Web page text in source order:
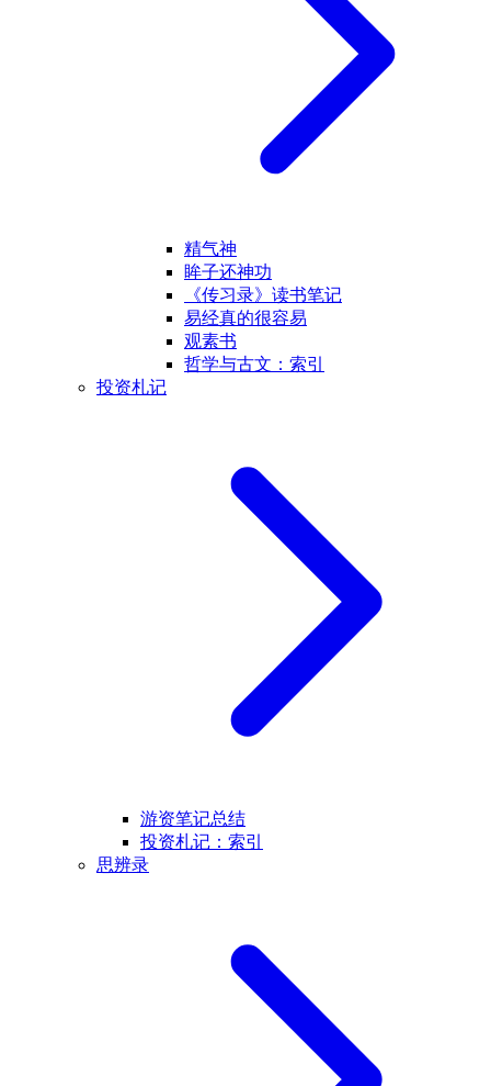
精气神
眸子还神功
《传习录》读书笔记
易经真的很容易
观素书
哲学与古文：索引
投资札记
游资笔记总结
投资札记：索引
思辨录